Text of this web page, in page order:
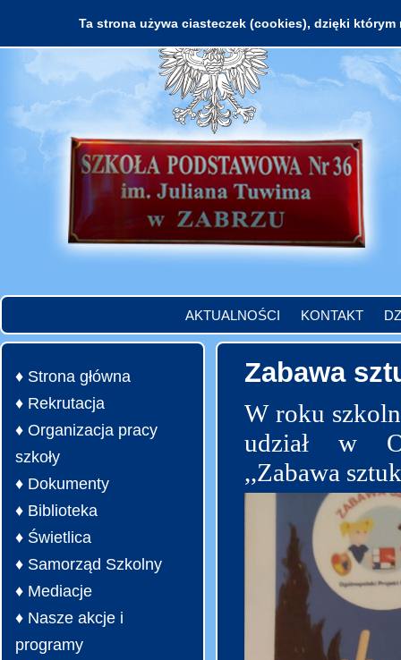
AKTUALNOŚCI KONTAKT
♦ Strona główna
♦ Rekrutacja
♦ Organizacja pracy
szkoły
♦ Dokumenty
♦ Biblioteka
♦ Świetlica
♦ Samorząd Szkolny
♦ Mediacje
♦ Nasze akcje i
programy
Zabawa
W roku
udział w
,,Zabawa
Ta strona używa ciasteczek (cookies), dzięki którym